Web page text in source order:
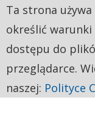
Ta strona
określić
dostępu do
przeglądarce.
naszej: Polityce